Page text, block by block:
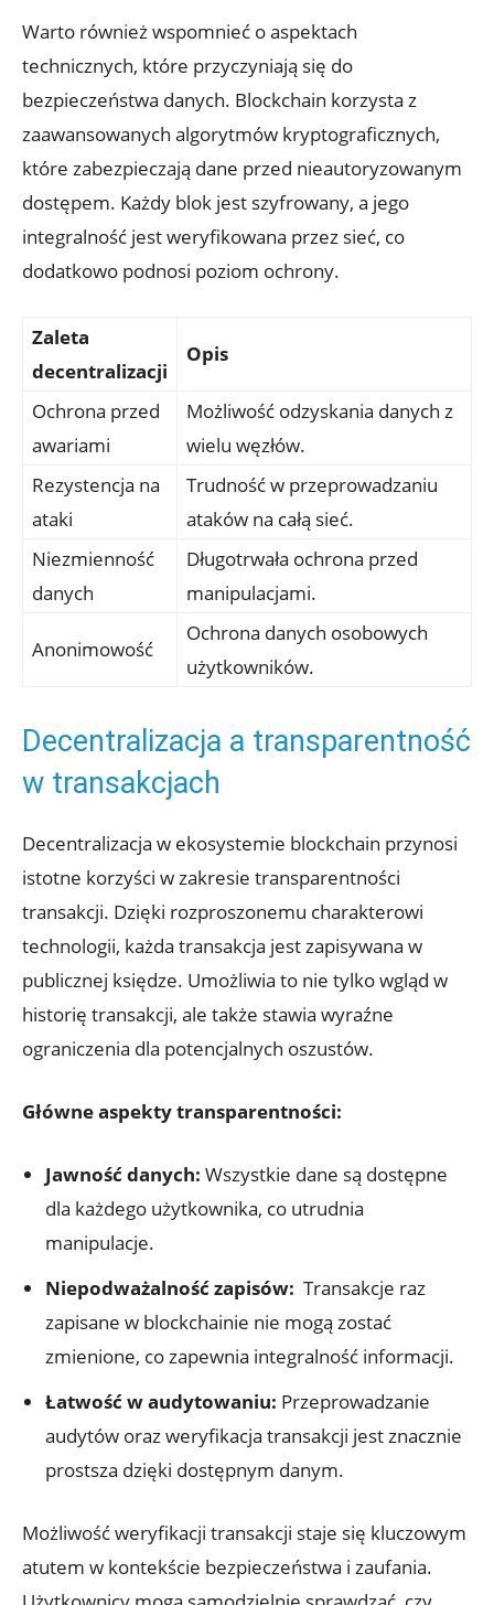
Warto również ‌wspomnieć o‌ aspektach
technicznych, które​ przyczyniają się do
bezpieczeństwa danych. Blockchain korzysta z
zaawansowanych algorytmów ​kryptograficznych,
które zabezpieczają dane przed ​nieautoryzowanym
dostępem. Każdy​ blok jest ​szyfrowany, a jego‍
integralność jest weryfikowana przez sieć, ⁢co⁤
dodatkowo podnosi poziom ochrony.
Zaleta‍
decentralizacji
Opis
Ochrona ​przed
awariami
Możliwość odzyskania danych ​z
wielu węzłów.
Rezystencja ⁢na
⁢ataki
Trudność w przeprowadzaniu
ataków na całą⁤ sieć.
Niezmienność
danych
Długotrwała⁤ ochrona przed
manipulacjami.
Anonimowość
Ochrona danych osobowych
użytkowników.
Decentralizacja a transparentność
w transakcjach
Decentralizacja w ekosystemie blockchain przynosi ​
istotne korzyści‌ w zakresie transparentności
‌transakcji.‍ Dzięki rozproszonemu charakterowi
technologii,‌ każda transakcja⁣ jest zapisywana ‍w
publicznej ⁤księdze. ⁢Umożliwia to ​nie tylko wgląd w
historię transakcji,‌ ale‍ także stawia‍ wyraźne​
ograniczenia ⁣dla potencjalnych oszustów.
Główne‌ aspekty transparentności:
Jawność danych: Wszystkie dane są dostępne
dla każdego użytkownika,⁤ co utrudnia
manipulacje.
Niepodważalność​ zapisów: ‌ Transakcje ⁢raz
zapisane⁢ w ⁤blockchainie nie mogą ‍zostać
zmienione, co zapewnia ​integralność ⁢informacji.
Łatwość w audytowaniu: Przeprowadzanie
audytów oraz weryfikacja transakcji‍ jest znacznie
prostsza dzięki dostępnym danym.
Możliwość ⁤weryfikacji transakcji ​staje się kluczowym
atutem w kontekście bezpieczeństwa i zaufania.